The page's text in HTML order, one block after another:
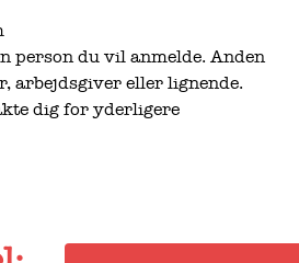
person du vil anmelde. Anden
arbejdsgiver eller lignende.
dig for yderligere